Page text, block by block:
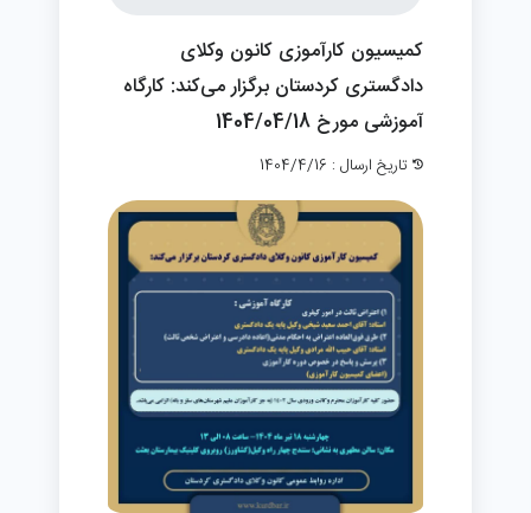
کمیسیون کارآموزی کانون وکلای
دادگستری کردستان برگزار می‌کند: کارگاه
آموزشی مورخ 1404/04/18
تاریخ ارسال : 1404/4/16